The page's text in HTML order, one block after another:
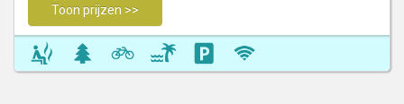
Toon prijzen >>